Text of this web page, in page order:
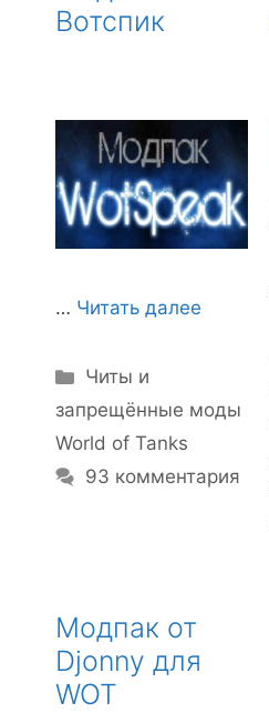
Вотспик
… Читать далее
Рубрики
Читы и
запрещённые моды
World of Tanks
93 комментария
Модпак от
Djonny для
WOT